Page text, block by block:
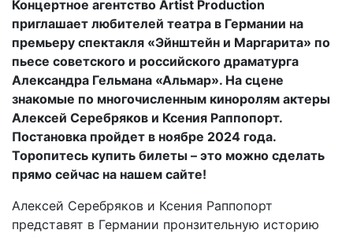
Концертное агентство Artist Production
приглашает любителей театра в Германии на
премьеру спектакля «Эйнштейн и Маргарита» по
пьесе советского и российского драматурга
Александра Гельмана «Альмар». На сцене
знакомые по многочисленным киноролям актеры
Алексей Серебряков и Ксения Раппопорт.
Постановка пройдет в ноябре 2024 года.
Торопитесь купить билеты – это можно сделать
прямо сейчас на нашем сайте!
Алексей Серебряков и Ксения Раппопорт
представят в Германии пронзительную историю